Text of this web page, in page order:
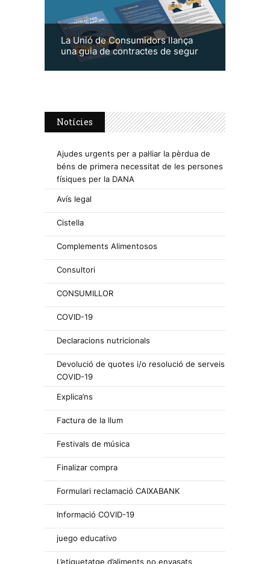
La Unió de Consumidors llança
una guia de contractes de segur
Notícies
Ajudes urgents per a pal·liar la pèrdua de
béns de primera necessitat de les persones
físiques per la DANA
Avís legal
Cistella
Complements Alimentosos
Consultori
CONSUMILLOR
COVID-19
Declaracions nutricionals
Devolució de quotes i/o resolució de serveis
COVID-19
Explica’ns
Factura de la llum
Festivals de música
Finalizar compra
Formulari reclamació CAIXABANK
Informació COVID-19
juego educativo
L’etiquetatge d’aliments no envasats